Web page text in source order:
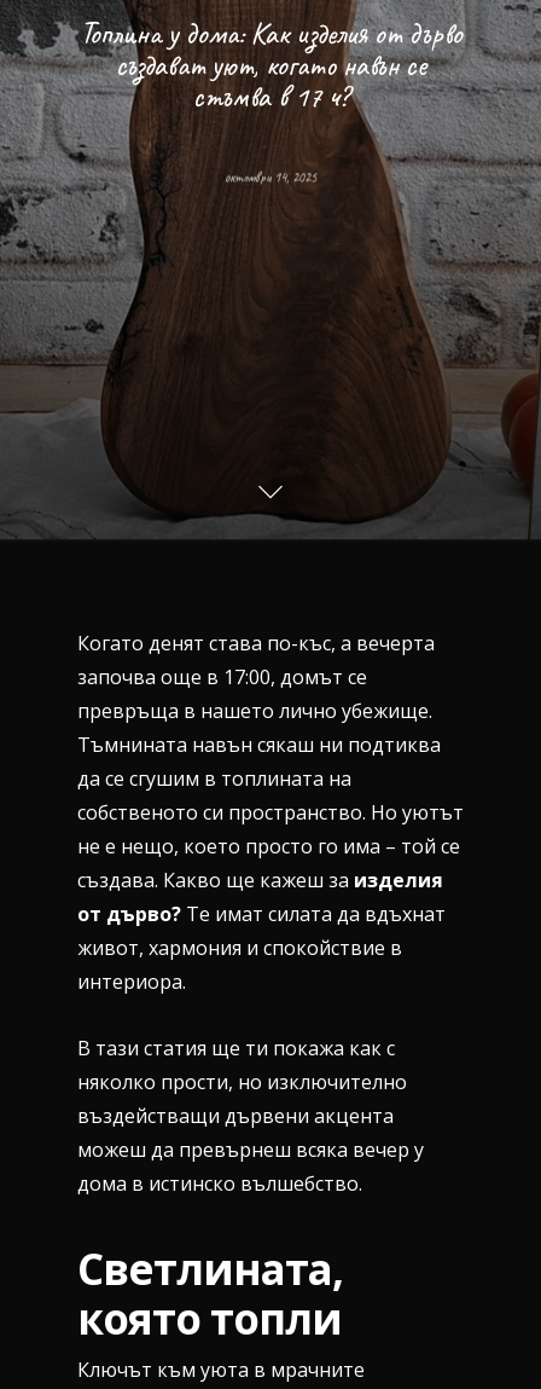
Топлина у дома: Как изделия от дърво
създават уют, когато навън се
стъмва в 17 ч?
октомври 14, 2025
Когато денят става по-къс, а вечерта
започва още в 17:00, домът се
превръща в нашето лично убежище.
Тъмнината навън сякаш ни подтиква
да се сгушим в топлината на
собственото си пространство. Но уютът
не е нещо, което просто го има – той се
създава. Какво ще кажеш за изделия
от дърво? Те имат силата да вдъхнат
живот, хармония и спокойствие в
интериора.
В тази статия ще ти покажа как с
няколко прости, но изключително
въздействащи дървени акцента
можеш да превърнеш всяка вечер у
дома в истинско вълшебство.
Светлината,
която топли
Ключът към уюта в мрачните